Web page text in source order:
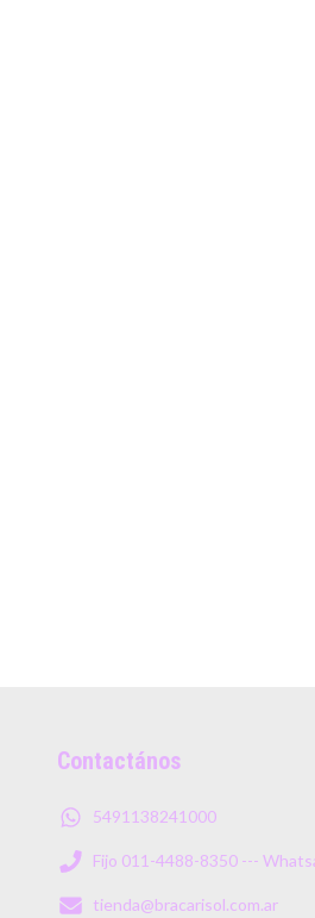
Contactános
5491138241000
Fijo 011-4488-8350 ---
tienda@bracarisol.com.ar